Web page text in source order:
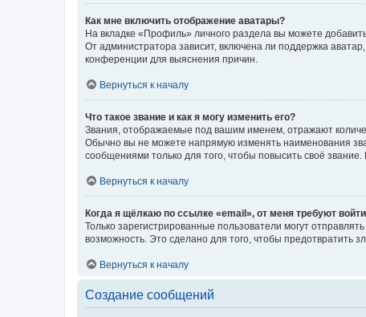
Как мне включить отображение аватары?
На вкладке «Профиль» личного раздела вы можете
От администратора зависит, включена ли поддержка
конференции для выяснения причин.
Вернуться к началу
Что такое звание и как я могу изменить его?
Звания, отображаемые под вашим именем, отражают
Обычно вы не можете напрямую изменять наименования
сообщениями только для того, чтобы повысить своё
Вернуться к началу
Когда я щёлкаю по ссылке «email», от меня требуют
Только зарегистрированные пользователи могут
возможность. Это сделано для того, чтобы предотвратить
Вернуться к началу
Создание сообщений